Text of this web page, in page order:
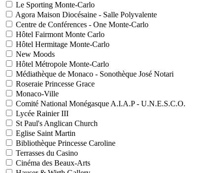
Le Sporting Monte-Carlo
Agora Maison Diocésaine - Salle Polyvalente
Centre de Conférences - One Monte-Carlo
Hôtel Fairmont Monte Carlo
Hôtel Hermitage Monte-Carlo
New Moods
Hôtel Métropole Monte-Carlo
Médiathèque de Monaco - Sonothèque José Notari
Roseraie Princesse Grace
Monaco-Ville
Comité National Monégasque A.I.A.P - U.N.E.S.C.O.
Lycée Rainier III
St Paul's Anglican Church
Eglise Saint Martin
Bibliothèque Princesse Caroline
Terrasses du Casino
Cinéma des Beaux-Arts